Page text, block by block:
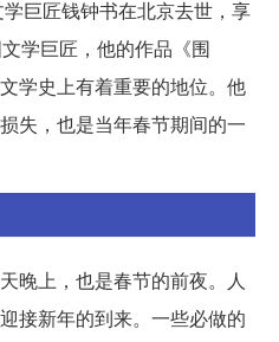
巨匠钱钟书在北京去世，享
学巨匠，他的作品《围
学史上有着重要的地位。他
失，也是当年春节期间的一
晚上，也是春节的前夜。人
接新年的到来。一些必做的